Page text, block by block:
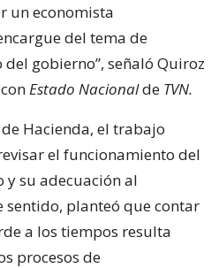
un economista
del tema de
gobierno”, señaló Quiroz
Estado Nacionalde TVN.
Hacienda, el trabajo
el funcionamiento del
su adecuación al
sentido, planteó que contar
a los tiempos resulta
procesos de